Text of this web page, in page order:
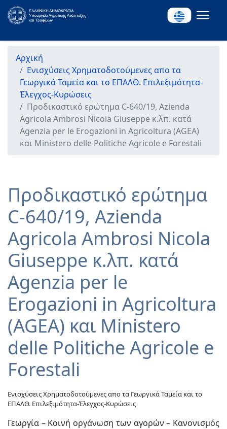
Αρχική
Ενισχύσεις Χρηματοδοτούμενες απο τα
Γεωργικά Ταμεία και το ΕΠΑΛΘ. Επιλεξιμότητα-
Έλεγχος-Κυρώσεις
Προδικαστικό ερώτημα C-640/19, Azienda
Agricola Ambrosi Nicola Giuseppe κ.λπ. κατά
Agenzia per le Erogazioni in Agricoltura (AGEA)
και Ministero delle Politiche Agricole e Forestali
Προδικαστικό ερώτημα
C-640/19, Azienda
Agricola Ambrosi Nicola
Giuseppe κ.λπ. κατά
Agenzia per le
Erogazioni in Agricoltura
(AGEA) και Ministero
delle Politiche Agricole e
Forestali
Ενισχύσεις Χρηματοδοτούμενες απο τα Γεωργικά Ταμεία και το
ΕΠΑΛΘ. Επιλεξιμότητα-Έλεγχος-Κυρώσεις
Γεωργία – Κοινή οργάνωση των αγορών – Κανονισμός